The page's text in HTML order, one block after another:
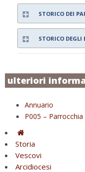
STORICO DEI
STORICO DEGLI
ulteriori
Annuario
P005 –
Storia
Vescovi
Arcidiocesi